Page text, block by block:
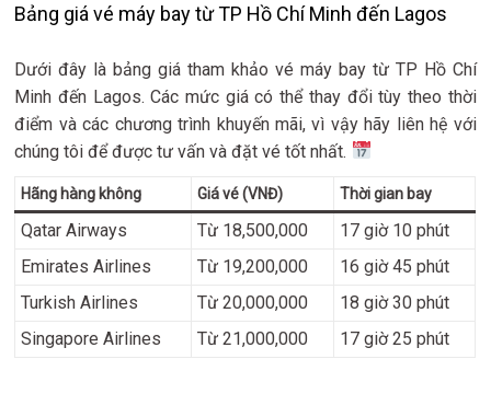
Bảng giá vé máy bay từ TP Hồ Chí Minh đến Lagos
Dưới đây là bảng giá tham khảo vé máy bay từ TP Hồ Chí
Minh đến Lagos. Các mức giá có thể thay đổi tùy theo thời
điểm và các chương trình khuyến mãi, vì vậy hãy liên hệ với
chúng tôi để được tư vấn và đặt vé tốt nhất.
Hãng hàng không Giá vé (VNĐ) Thời gian bay
Qatar Airways Từ 18,500,000
17 giờ 10 phút
Emirates Airlines
Từ 19,200,000
16 giờ 45 phút
Turkish Airlines
Từ 20,000,000
18 giờ 30 phút
Singapore Airlines
Từ 21,000,000 17 giờ 25 phút